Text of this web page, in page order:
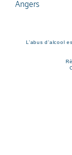
L’abus d’alcool